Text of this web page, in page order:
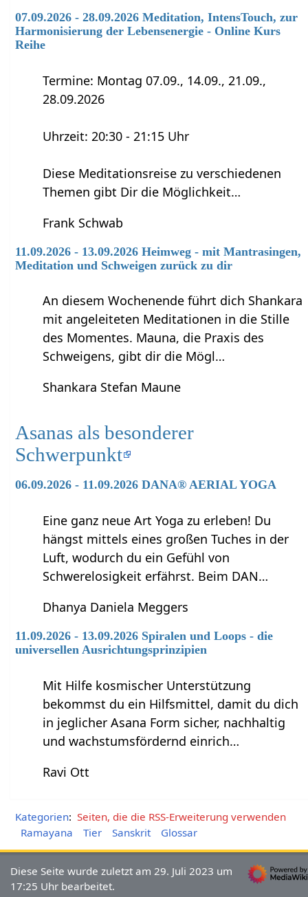
07.09.2026 - 28.09.2026 Meditation, IntensTouch, zur
Harmonisierung der Lebensenergie - Online Kurs
Reihe
Termine: Montag 07.09., 14.09., 21.09.,
28.09.2026
Uhrzeit: 20:30 - 21:15 Uhr
Diese Meditationsreise zu verschiedenen
Themen gibt Dir die Möglichkeit…
Frank Schwab
11.09.2026 - 13.09.2026 Heimweg - mit Mantrasingen,
Meditation und Schweigen zurück zu dir
An diesem Wochenende führt dich Shankara
mit angeleiteten Meditationen in die Stille
des Momentes. Mauna, die Praxis des
Schweigens, gibt dir die Mögl…
Shankara Stefan Maune
Asanas als besonderer
Schwerpunkt
06.09.2026 - 11.09.2026 DANA® AERIAL YOGA
Eine ganz neue Art Yoga zu erleben! Du
hängst mittels eines großen Tuches in der
Luft, wodurch du ein Gefühl von
Schwerelosigkeit erfährst. Beim DAN…
Dhanya Daniela Meggers
11.09.2026 - 13.09.2026 Spiralen und Loops - die
universellen Ausrichtungsprinzipien
Mit Hilfe kosmischer Unterstützung
bekommst du ein Hilfsmittel, damit du dich
in jeglicher Asana Form sicher, nachhaltig
und wachstumsfördernd einrich…
Ravi Ott
Kategorien: Seiten, die die RSS-Erweiterung verwenden
Ramayana
Tier Sanskrit Glossar
Diese Seite wurde zuletzt am 29. Juli 2023 um
17:25 Uhr bearbeitet.